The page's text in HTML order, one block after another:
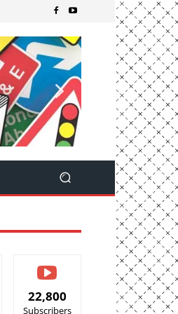
22,800
Subscribers